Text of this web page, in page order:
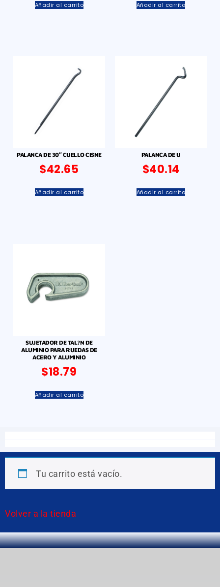
Añadir al carrito Añadir al carrito
PALANCA DE 30″ CUELLO CISNE
$42.65
Añadir al carrito
PALANCA DE U
$40.14
Añadir al carrito
SUJETADOR DE TAL?N DE
ALUMINIO PARA RUEDAS DE
ACERO Y ALUMINIO
$18.79
Añadir al carrito
Tu carrito está vacío.
Volver a la tienda